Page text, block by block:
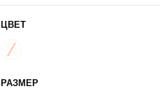
ЦВЕТ
РАЗМЕР